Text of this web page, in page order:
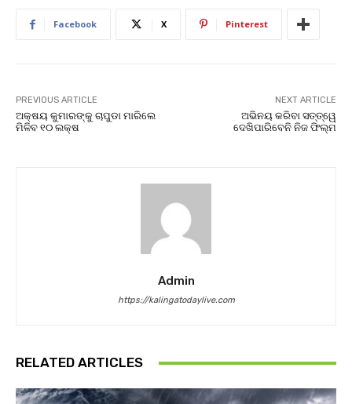
Facebook X Pinterest
PREVIOUS ARTICLE
ଅକ୍ଷୟ କୁମାରଙ୍କୁ ଚାପୁଡା ମାରିଲେ
ମିଳିବ ୧୦ ଲକ୍ଷ
NEXT ARTICLE
ଅଭିନୟ କରିବା ସତ୍ତ୍ୱେ
ଦେଖିପାରିବେନି ନିଜ ଫିଲ୍ମ
Admin
https://kalingatodaylive.com
RELATED ARTICLES